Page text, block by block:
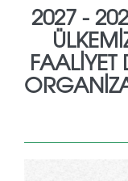
2027 -
FAALIYET